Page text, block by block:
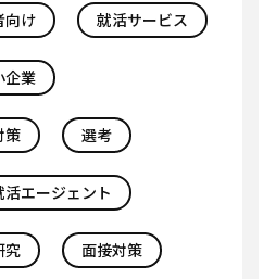
向け 就活サービス
企業
策 選考
活エージェント
究 面接対策